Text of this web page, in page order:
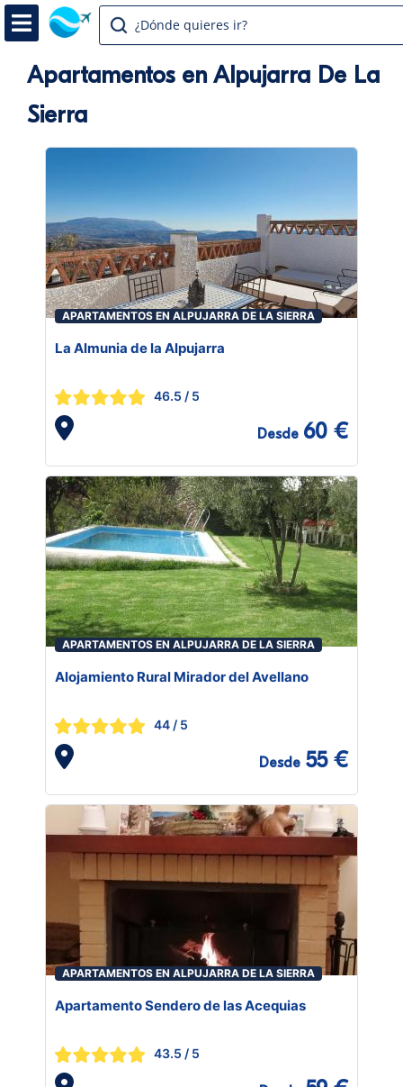
¿Dónde quieres ir?
Apartamentos en Alpujarra De La
Sierra
APARTAMENTOS EN ALPUJARRA DE LA SIERRA
La Almunia de la Alpujarra
46.5 / 5
Desde 60 €
APARTAMENTOS EN ALPUJARRA DE LA SIERRA
Alojamiento Rural Mirador del Avellano
44 / 5
Desde 55 €
APARTAMENTOS EN ALPUJARRA DE LA SIERRA
Apartamento Sendero de las Acequias
43.5 / 5